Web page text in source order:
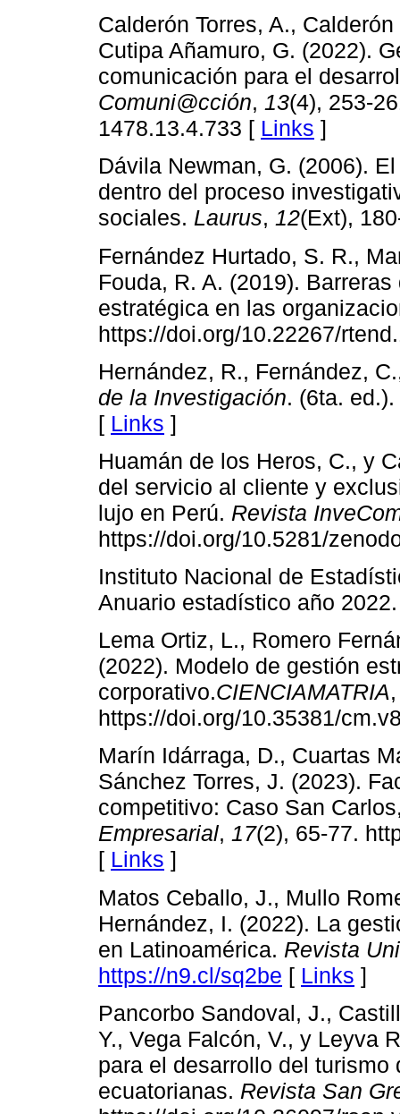
Calderón Torres, A.,
Cutipa Añamuro, G. (2022).
comunicación para el
Comuni@cción, 13(4), 253-
1478.13.4.733 [ Links ]
Dávila Newman, G. (2006).
dentro del proceso
sociales. Laurus, 12(Ext),
Fernández Hurtado, S. R.,
Fouda, R. A. (2019).
estratégica en las
https://doi.org/10.22267/
Hernández, R., Fernández,
de la Investigación. (6ta.
[ Links ]
Huamán de los Heros, C., y
del servicio al cliente y
lujo en Perú. Revista
https://doi.org/10.5281/
Instituto Nacional de
Anuario estadístico año
Lema Ortiz, L., Romero
(2022). Modelo de gestión
corporativo.CIENCIAMATRIA
https://doi.org/10.35381/
Marín Idárraga, D., Cuartas
Sánchez Torres, J. (2023).
competitivo: Caso San
Empresarial, 17(2), 65-77.
[ Links ]
Matos Ceballo, J., Mullo
Hernández, I. (2022). La
en Latinoamérica. Revista
https://n9.cl/sq2be [ Links ]
Pancorbo Sandoval, J.,
Y., Vega Falcón, V., y Leyva
para el desarrollo del
ecuatorianas. Revista San